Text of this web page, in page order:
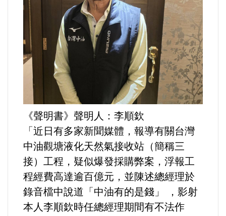
婦女/孩童
命理/信仰/宗教/宮廟/教會
演講/發表會/論壇/研討會
內政/社會/福利/弱勢/慈善
國際/全球
《聲明書》聲明人：李順欽
「近⽇有多家新聞媒體，報導有關台灣
中油觀塘液化天然氣接收站（簡稱三
接）⼯程，疑似爆發採購弊案，浮報⼯
程經費⾼達逾百億元，並陳述總經理於
錄⾳檔中說道「中油有的是錢」 ，影射
本⼈李順欽時任總經理期間有不法作